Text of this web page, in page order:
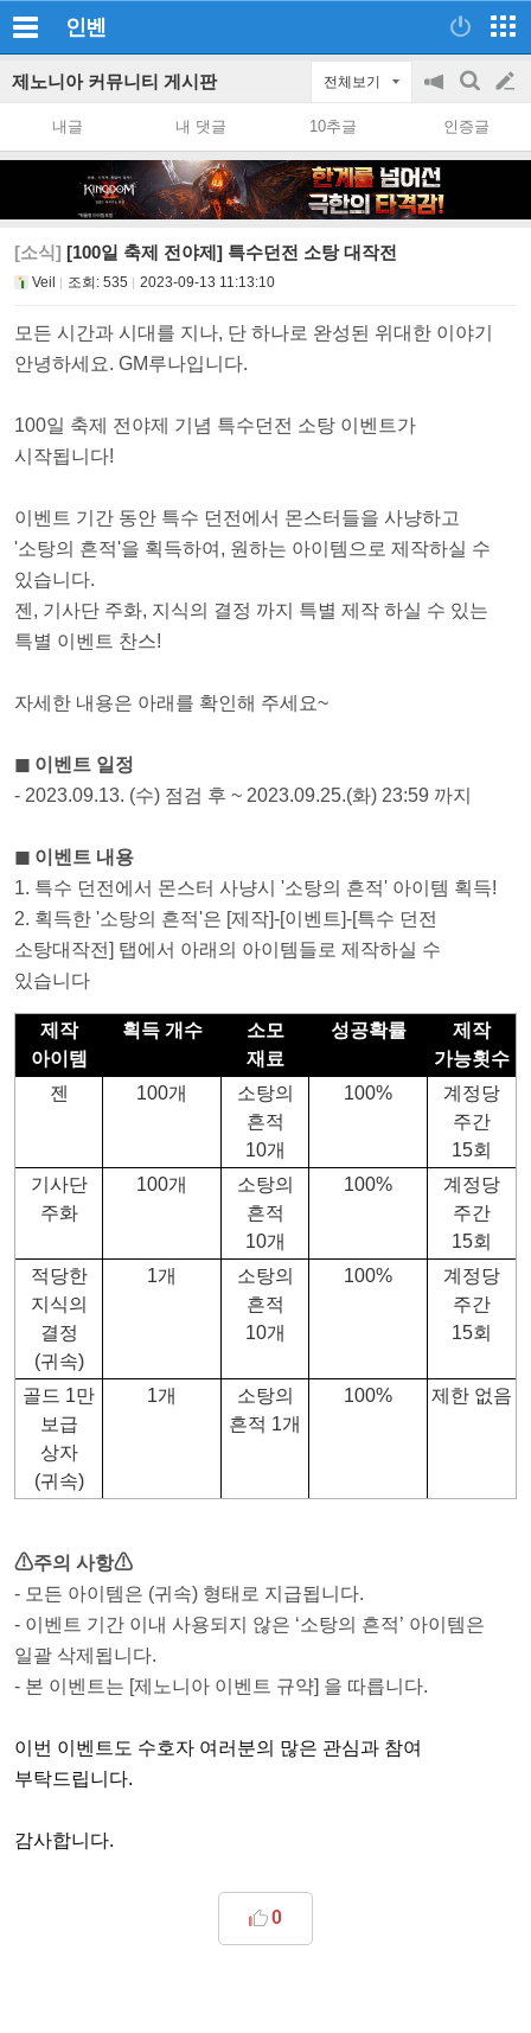
인벤
제노니아 커뮤니티 게시판 전체보기
공
on/off
검
색
글
쓰
내글 내 댓글 10추글 인증글
[소식] [100일 축제 전야제] 특수던전 소탕 대작전
Veil 조회: 535 2023-09-13 11:13:10
모든 시간과 시대를 지나, 단 하나로 완성된 위대한 이야기
안녕하세요. GM루나입니다.
100일 축제 전야제 기념 특수던전 소탕 이벤트가
시작됩니다!
이벤트 기간 동안 특수 던전에서 몬스터들을 사냥하고
'소탕의 흔적'을 획득하여, 원하는 아이템으로 제작하실 수
있습니다.
젠, 기사단 주화, 지식의 결정 까지 특별 제작 하실 수 있는
특별 이벤트 찬스!
자세한 내용은 아래를 확인해 주세요~
◼ 이벤트 일정
- 2023.09.13. (수) 점검 후 ~ 2023.09.25.(화) 23:59 까지
◼ 이벤트 내용
1. 특수 던전에서 몬스터 사냥시 '소탕의 흔적' 아이템 획득!
2. 획득한 '소탕의 흔적'은 [제작]-[이벤트]-[특수 던전
소탕대작전] 탭에서 아래의 아이템들로 제작하실 수
있습니다
제작
아이템
획득 개수
소모
재료
성공확률
제작
가능횟수
젠
100개
소탕의
흔적
10개
100%
계정당
주간
15회
기사단
주화
100개
소탕의
흔적
10개
100%
계정당
주간
15회
적당한
지식의
결정
(귀속)
1개
소탕의
흔적
10개
100%
계정당
주간
15회
골드 1만
보급
상자
(귀속)
1개
소탕의
흔적 1개
100% 제한 없음
⚠주의 사항⚠
- 모든 아이템은 (귀속) 형태로 지급됩니다.
- 이벤트 기간 이내 사용되지 않은 ‘소탕의 흔적’ 아이템은
일괄 삭제됩니다.
- 본 이벤트는 [제노니아 이벤트 규약] 을 따릅니다.
이번 이벤트도 수호자 여러분의 많은 관심과 참여
부탁드립니다.
감사합니다.
0